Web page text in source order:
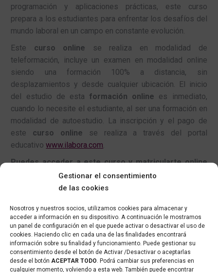
Gestionar el consentimiento
de las cookies
Nosotros y nuestros socios, utilizamos cookies para almacenar y
acceder a información en su dispositivo. A continuación le mostramos
un panel de configuración en el que puede activar o desactivar el uso de
cookies. Haciendo clic en cada una de las finalidades encontrará
información sobre su finalidad y funcionamiento. Puede gestionar su
consentimiento desde el botón de Activar /Desactivar o aceptarlas
desde el botón ACEPTAR TODO. Podrá cambiar sus preferencias en
cualquier momento, volviendo a esta web. También puede encontrar
programación y aplicaciones prácticas, este curso
prepara a los estudiantes para enfrentar los desafíos del
mundo laboral en un campo en constante evolución.
Este curso online se realiza en modalidad de
teleformación, incluye un examen en modalidad online
siendo una formación 100% a distancia, sin
desplazamientos y desde cualquier ubicación. El inicio
del estudio de esta formación online es inmediato,
cuando lo necesite el estudiante, al ser una formación en
modalidad de autoestudio. La inscripción y el pago de
este curso online se realiza a través del portal
educativowww.ilabora.com.
Puedes acceder a este curso y matricularte online
haciendo clic en el siguienteenlace.
ahora a nuestro curso online de
Controladores Lógicos Programables y desbloquea
tu potencial para diseñar el futuro de la industria.